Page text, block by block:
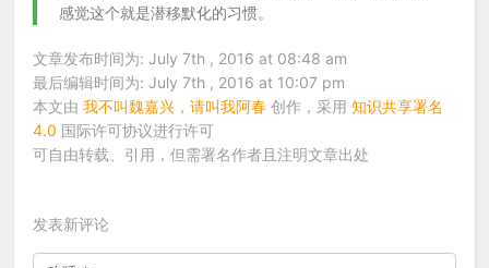
感觉这个就是潜移默化的习惯。
文章发布时间为: July 7th , 2016 at 08:48 am
最后编辑时间为: July 7th , 2016 at 10:07 pm
本文由我不叫魏嘉兴，请叫我阿春 创作，采用知识共享署名
4.0 国际许可协议进行许可
可自由转载、引用，但需署名作者且注明文章出处
发表新评论